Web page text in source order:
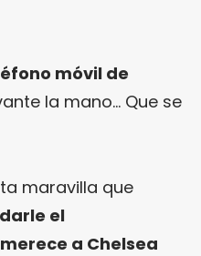
móvil de
la mano… Que se
maravilla que
el
a Chelsea